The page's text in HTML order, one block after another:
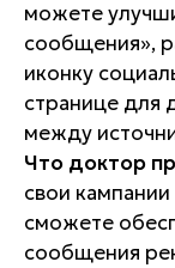
можете
сообщения»,
иконку
странице для
между
Что доктор
свои
сможете
сообщения